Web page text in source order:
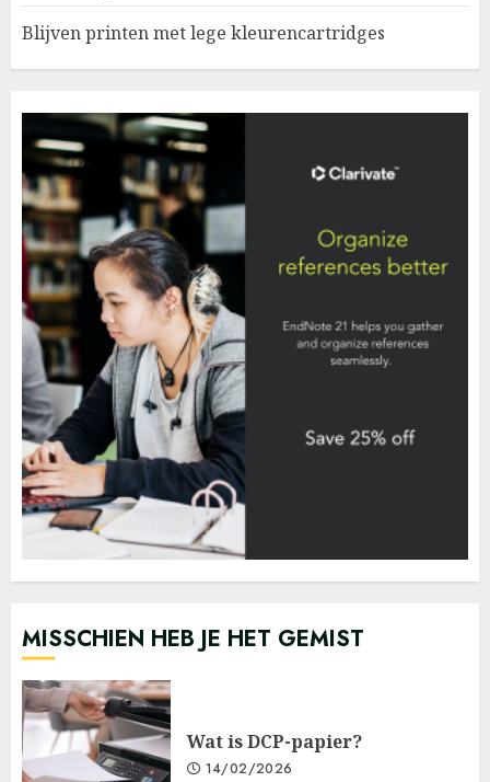
Blijven printen met lege kleurencartridges
MISSCHIEN HEB JE HET GEMIST
Wat is DCP-papier?
14/02/2026